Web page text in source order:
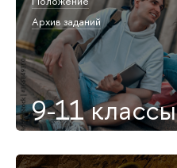
Архив заданий
9-11 классы